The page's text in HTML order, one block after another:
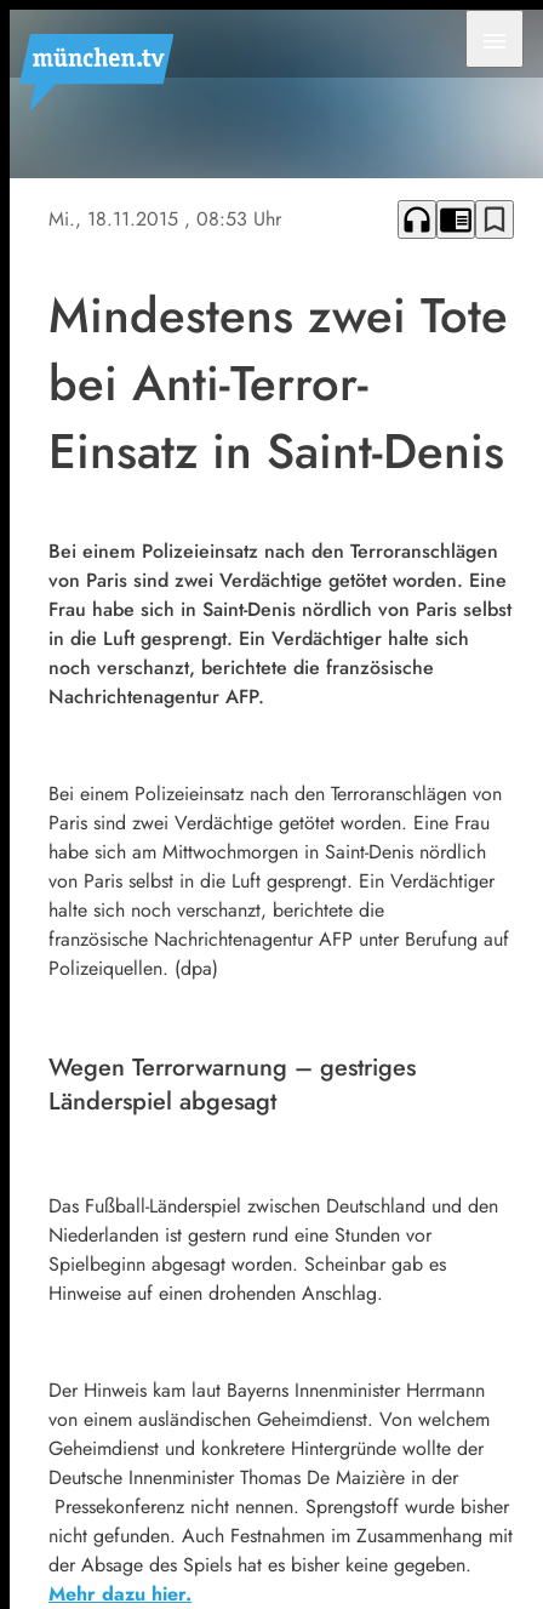
Symbolfoto
Mi., 18.11.2015 , 08:53 Uhr headphones chrome_reader_mode bookmark_border
Mindestens zwei Tote
bei Anti-Terror-
Einsatz in Saint-Denis
Bei einem Polizeieinsatz nach den Terroranschlägen
von Paris sind zwei Verdächtige getötet worden. Eine
Frau habe sich in Saint-Denis nördlich von Paris selbst
in die Luft gesprengt. Ein Verdächtiger halte sich
noch verschanzt, berichtete die französische
Nachrichtenagentur AFP.
Bei einem Polizeieinsatz nach den Terroranschlägen von
Paris sind zwei Verdächtige getötet worden. Eine Frau
habe sich am Mittwochmorgen in Saint-Denis nördlich
von Paris selbst in die Luft gesprengt. Ein Verdächtiger
halte sich noch verschanzt, berichtete die
französische Nachrichtenagentur AFP unter Berufung auf
Polizeiquellen. (dpa)
Wegen Terrorwarnung – gestriges
Länderspiel abgesagt
Das Fußball-Länderspiel zwischen Deutschland und den
Niederlanden ist gestern rund eine Stunden vor
Spielbeginn abgesagt worden. Scheinbar gab es
Hinweise auf einen drohenden Anschlag.
Der Hinweis kam laut Bayerns Innenminister Herrmann
von einem ausländischen Geheimdienst. Von welchem
Geheimdienst und konkretere Hintergründe wollte der
Deutsche Innenminister Thomas De Maizière in der
Pressekonferenz nicht nennen. Sprengstoff wurde bisher
nicht gefunden. Auch Festnahmen im Zusammenhang mit
der Absage des Spiels hat es bisher keine gegeben.
Mehr dazu hier.